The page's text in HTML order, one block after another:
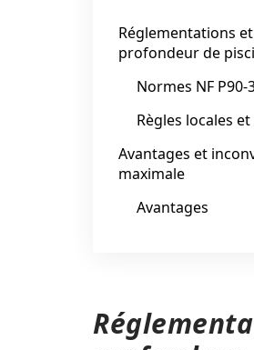
Réglementations
profondeur de
Normes NF P90-
Règles locales
Avantages et
maximale
Avantages